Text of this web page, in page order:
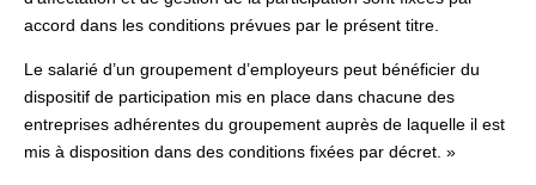
accord dans les conditions prévues par le présent titre.
Le salarié d’un groupement d’employeurs peut bénéficier du
dispositif de participation mis en place dans chacune des
entreprises adhérentes du groupement auprès de laquelle il est
mis à disposition dans des conditions fixées par décret. »